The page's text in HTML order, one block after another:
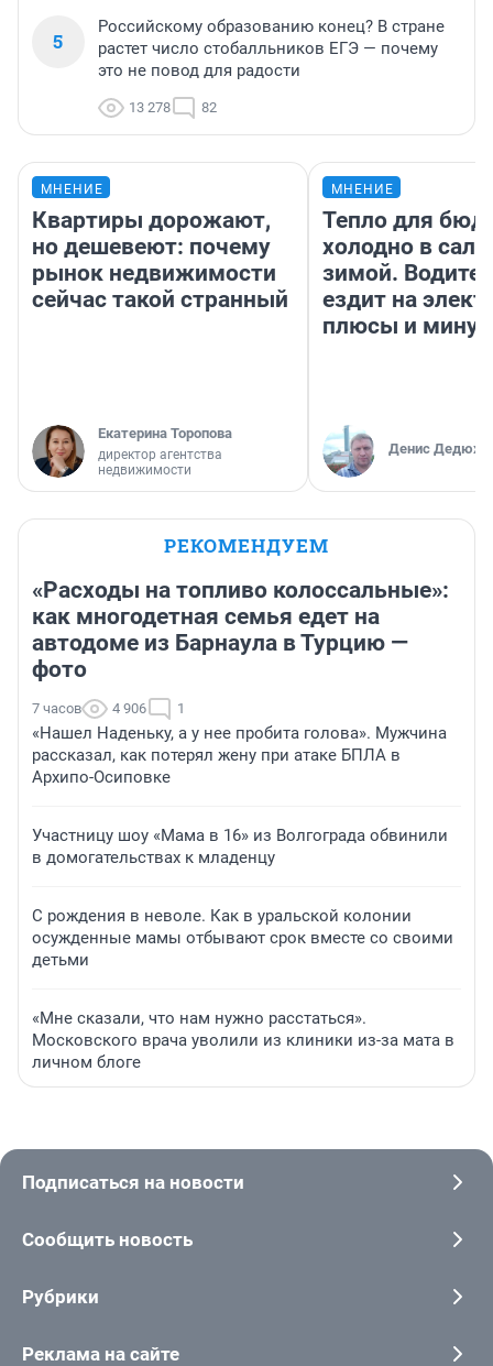
5
Российскому образованию конец? В стране
растет число стобалльников ЕГЭ — почему
это не повод для радости
13 278 82
МНЕНИЕ
Квартиры дорожают,
но дешевеют: почему
рынок недвижимости
сейчас такой странный
Екатерина Торопова
директор агентства
недвижимости
МНЕНИЕ
Тепло для
холодно в
зимой.
ездит на
плюсы и
Денис
РЕКОМЕНДУЕМ
«Расходы на топливо колоссальные»:
как многодетная семья едет на
автодоме из Барнаула в Турцию —
фото
7 часов 4 906 1
«Нашел Наденьку, а у нее пробита голова». Мужчина
рассказал, как потерял жену при атаке БПЛА в
Архипо-Осиповке
Участницу шоу «Мама в 16» из Волгограда обвинили
в домогательствах к младенцу
С рождения в неволе. Как в уральской колонии
осужденные мамы отбывают срок вместе со своими
детьми
«Мне сказали, что нам нужно расстаться».
Московского врача уволили из клиники из-за мата в
личном блоге
Подписаться на новости
Сообщить новость
Рубрики
Реклама на сайте